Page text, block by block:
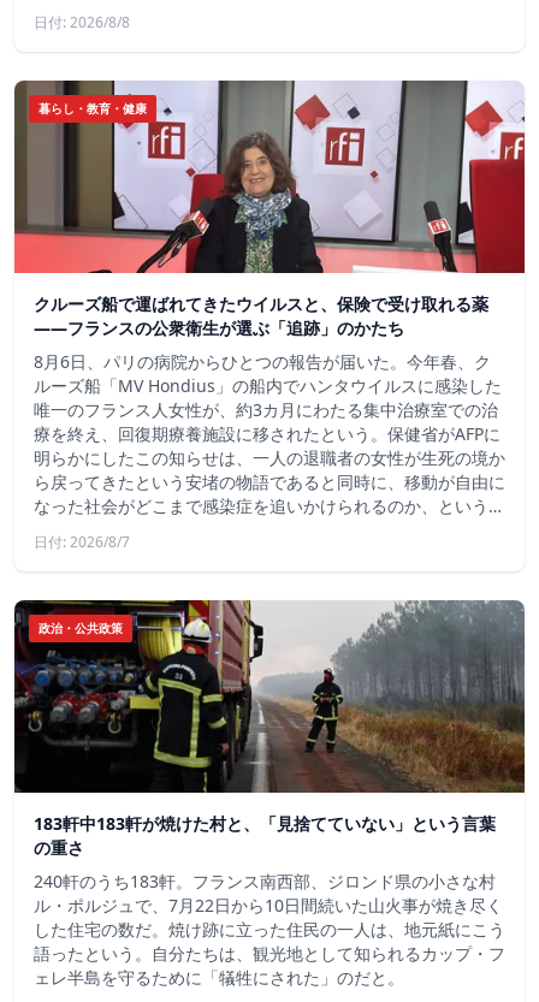
日付: 2026/8/8
暮らし・教育・健康
クルーズ船で運ばれてきたウイルスと、保険で受け取れる薬
――フランスの公衆衛生が選ぶ「追跡」のかたち
8月6日、パリの病院からひとつの報告が届いた。今年春、ク
ルーズ船「MV Hondius」の船内でハンタウイルスに感染した
唯一のフランス人女性が、約3カ月にわたる集中治療室での治
療を終え、回復期療養施設に移されたという。保健省がAFPに
明らかにしたこの知らせは、一人の退職者の女性が生死の境か
ら戻ってきたという安堵の物語であると同時に、移動が自由に
なった社会がどこまで感染症を追いかけられるのか、という…
日付: 2026/8/7
政治・公共政策
183軒中183軒が焼けた村と、「見捨てていない」という言葉
の重さ
240軒のうち183軒。フランス南西部、ジロンド県の小さな村
ル・ポルジュで、7月22日から10日間続いた山火事が焼き尽く
した住宅の数だ。焼け跡に立った住民の一人は、地元紙にこう
語ったという。自分たちは、観光地として知られるカップ・フ
ェレ半島を守るために「犠牲にされた」のだと。